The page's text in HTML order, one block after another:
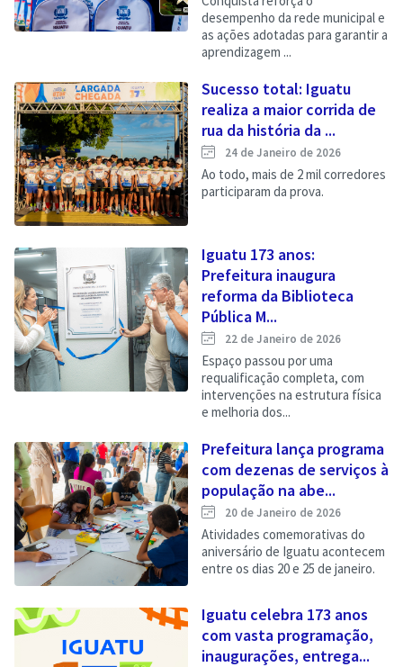
desempenho da rede municipal e
as ações adotadas para garantir a
aprendizagem ...
Sucesso total: Iguatu
realiza a maior corrida de
rua da história da ...
24 de Janeiro de 2026
Ao todo, mais de 2 mil corredores
participaram da prova.
Iguatu 173 anos:
Prefeitura inaugura
reforma da Biblioteca
Pública M...
22 de Janeiro de 2026
Espaço passou por uma
requalificação completa, com
intervenções na estrutura física
e melhoria dos...
Prefeitura lança programa
com dezenas de serviços à
população na abe...
20 de Janeiro de 2026
Atividades comemorativas do
aniversário de Iguatu acontecem
entre os dias 20 e 25 de janeiro.
Iguatu celebra 173 anos
com vasta programação,
inaugurações, entrega...